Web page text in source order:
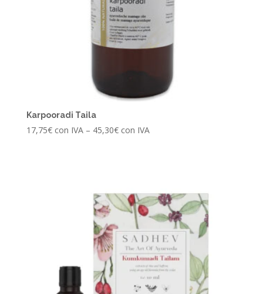
Karpooradi Taila
17,75€ con IVA– 45,30€ con IVA